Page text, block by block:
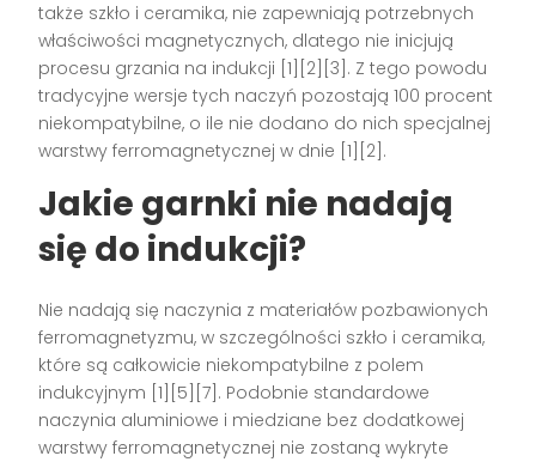
także szkło i ceramika, nie zapewniają potrzebnych
właściwości magnetycznych, dlatego nie inicjują
procesu grzania na indukcji [1][2][3]. Z tego powodu
tradycyjne wersje tych naczyń pozostają 100 procent
niekompatybilne, o ile nie dodano do nich specjalnej
warstwy ferromagnetycznej w dnie [1][2].
Jakie garnki nie nadają
się do indukcji?
Nie nadają się naczynia z materiałów pozbawionych
ferromagnetyzmu, w szczególności szkło i ceramika,
które są całkowicie niekompatybilne z polem
indukcyjnym [1][5][7]. Podobnie standardowe
naczynia aluminiowe i miedziane bez dodatkowej
warstwy ferromagnetycznej nie zostaną wykryte